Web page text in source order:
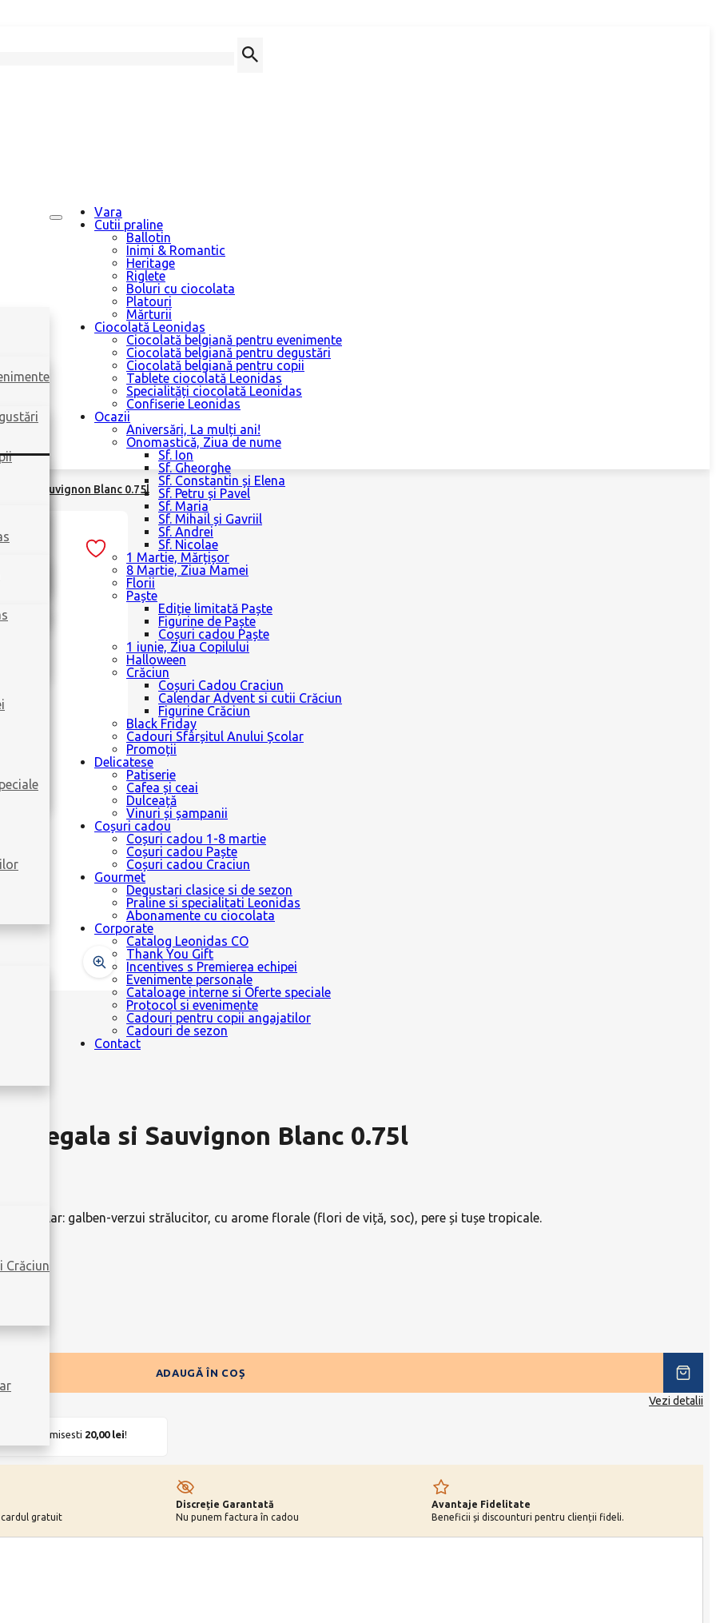
Crăciun
Vara
Cutii praline
Ballotin
Inimi & Romantic
Heritage
Riglete
Boluri cu ciocolata
Platouri
Mărturii
Ciocolată Leonidas
Ciocolată belgiană pentru evenimente
Ciocolată belgiană pentru degustări
Ciocolată belgiană pentru copii
Tablete ciocolată Leonidas
Specialități ciocolată Leonidas
Confiserie Leonidas
Ocazii
Aniversări, La mulți ani!
Onomastică, Ziua de nume
Sf. Ion
Sf. Gheorghe
Sf. Constantin și Elena
Sf. Petru și Pavel
Sf. Maria
Sf. Mihail și Gavriil
Sf. Andrei
Sf. Nicolae
1 Martie, Mărțișor
8 Martie, Ziua Mamei
Florii
Paște
Ediție limitată Paște
Figurine de Paște
Coșuri cadou Paște
1 iunie, Ziua Copilului
Halloween
Crăciun
Coșuri Cadou Craciun
Calendar Advent si cutii Crăciun
Figurine Crăciun
Black Friday
Cadouri Sfârșitul Anului Școlar
Promoții
Delicatese
Patiserie
Cafea și ceai
Dulceață
Vinuri și șampanii
Coșuri cadou
Coșuri cadou 1-8 martie
Coșuri cadou Paște
Coșuri cadou Craciun
Gourmet
Degustari clasice si de sezon
Praline si specialitati Leonidas
Abonamente cu ciocolata
Corporate
Catalog Leonidas CO
Thank You Gift
Incentives s Premierea echipei
Evenimente personale
Cataloage interne si Oferte speciale
Protocol si evenimente
Cadouri pentru copii angajatilor
Cadouri de sezon
Contact
si Sauvignon Blanc 0.75l
Regala si Sauvignon Blanc 0.75l
Murfatlar: galben-verzui strălucitor, cu arome florale (flori de viță, soc), pere și tușe tropicale.
ADAUGĂ ÎN COȘ
Vezi detalii
. Economisesti 20,00 lei!
gratuit
Discreție Garantată
Nu punem factura în cadou
Avantaje Fidelitate
Beneficii și discounturi pentru clienții fideli.